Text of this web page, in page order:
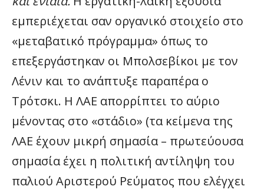
εμπεριέχεται σαν οργανικό στοιχείο στο
«μεταβατικό πρόγραμμα» όπως το
επεξεργάστηκαν οι Μπολσεβίκοι με τον
Λένιν και το ανάπτυξε παραπέρα ο
Τρότσκι. Η ΛΑΕ απορρίπτει το αύριο
μένοντας στο «στάδιο» (τα κείμενα της
ΛΑΕ έχουν μικρή σημασία – πρωτεύουσα
σημασία έχει η πολιτική αντίληψη του
παλιού Αριστερού Ρεύματος που ελέγχει